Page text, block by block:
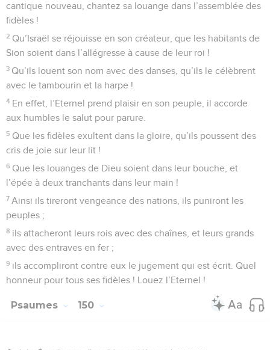
cantique nouveau, chantez sa louange dans l’assemblée des
fidèles !
2 Qu’Israël se réjouisse en son créateur, que les habitants de
Sion soient dans l’allégresse à cause de leur roi !
3 Qu’ils louent son nom avec des danses, qu’ils le célèbrent
avec le tambourin et la harpe !
4 En effet, l’Eternel prend plaisir en son peuple, il accorde
aux humbles le salut pour parure.
5 Que les fidèles exultent dans la gloire, qu’ils poussent des
cris de joie sur leur lit !
6 Que les louanges de Dieu soient dans leur bouche, et
l’épée à deux tranchants dans leur main !
7 Ainsi ils tireront vengeance des nations, ils puniront les
peuples ;
8 ils attacheront leurs rois avec des chaînes, et leurs grands
avec des entraves en fer ;
9 ils accompliront contre eux le jugement qui est écrit. Quel
honneur pour tous ses fidèles ! Louez l’Eternel !
Psaumes 150